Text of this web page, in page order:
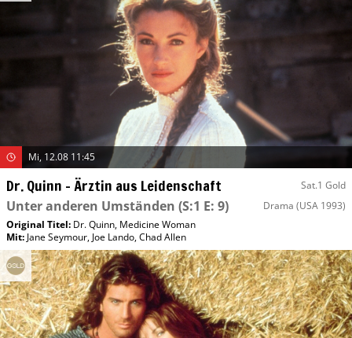
Mi, 12.08 11:45
Dr. Quinn – Ärztin aus Leidenschaft Sat.1 Gold
Unter anderen Umständen (S:1 E: 9) Drama (USA 1993)
Original Titel: Dr. Quinn, Medicine Woman
Mit: Jane Seymour, Joe Lando,Chad Allen